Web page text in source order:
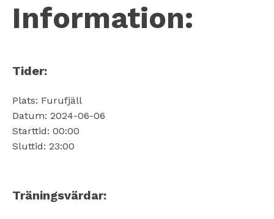
Information:
Tider:
Plats: Furufjäll
Datum: 2024-06-06
Starttid: 00:00
Sluttid: 23:00
Träningsvärdar: